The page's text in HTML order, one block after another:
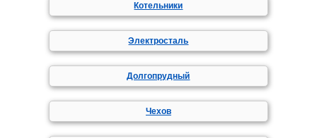
Котельники
Электросталь
Долгопрудный
Чехов